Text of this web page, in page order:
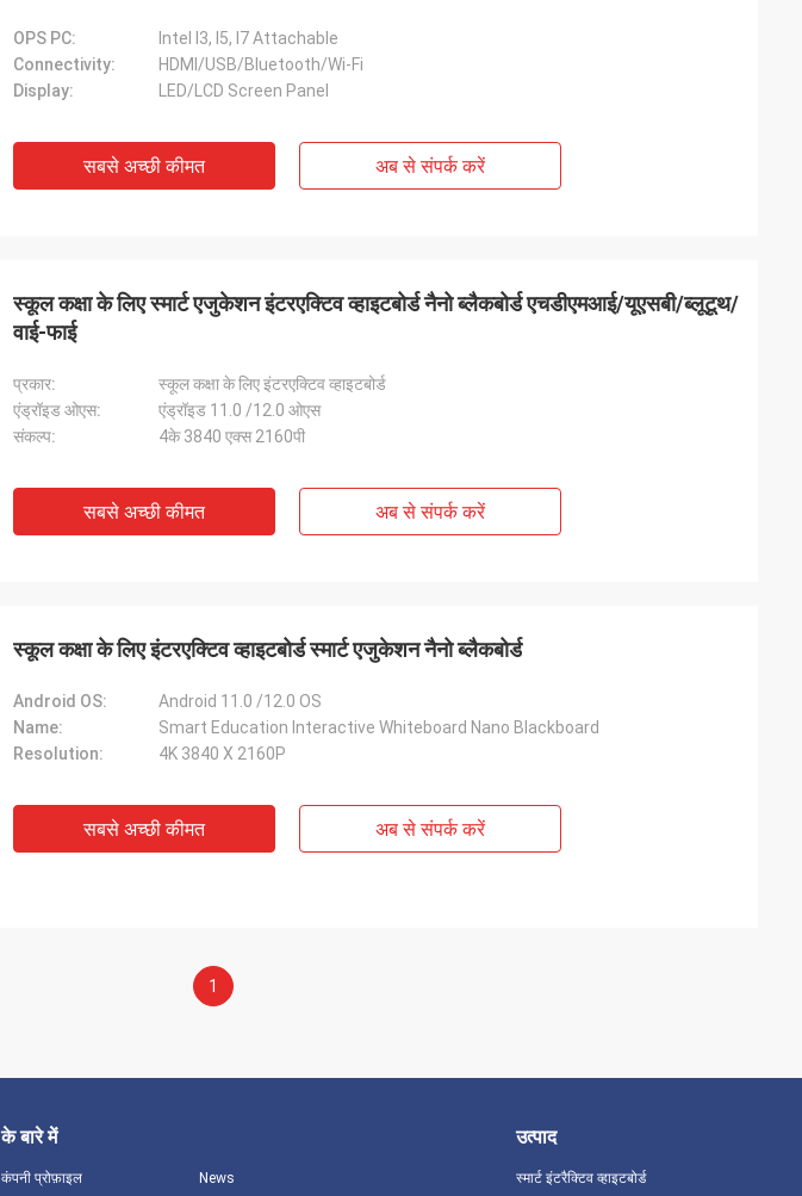
OPS PC:
Intel I3, I5, I7 Attachable
Connectivity:
HDMI/USB/Bluetooth/Wi-Fi
Display:
LED/LCD Screen Panel
सबसे अच्छी कीमत अब से संपर्क करें
स्कूल कक्षा के लिए स्मार्ट एजुकेशन इंटरएक्टिव व्हाइटबोर्ड नैनो ब्लैकबोर्ड एचडीएमआई/यूएसबी/ब्लूटूथ/
वाई-फाई
प्रकार:
स्कूल कक्षा के लिए इंटरएक्टिव व्हाइटबोर्ड
एंड्रॉइड ओएस:
एंड्रॉइड 11.0 /12.0 ओएस
संकल्प:
4के 3840 एक्स 2160पी
सबसे अच्छी कीमत अब से संपर्क करें
स्कूल कक्षा के लिए इंटरएक्टिव व्हाइटबोर्ड स्मार्ट एजुकेशन नैनो ब्लैकबोर्ड
Android OS:
Android 11.0 /12.0 OS
Name:
Smart Education Interactive Whiteboard Nano Blackboard
Resolution:
4K 3840 X 2160P
सबसे अच्छी कीमत अब से संपर्क करें
1
के बारे में
कंपनी प्रोफ़ाइल News
उत्पाद
स्मार्ट इंटरैक्टिव व्हाइटबोर्ड